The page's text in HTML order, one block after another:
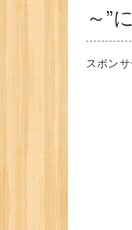
～”
スポン